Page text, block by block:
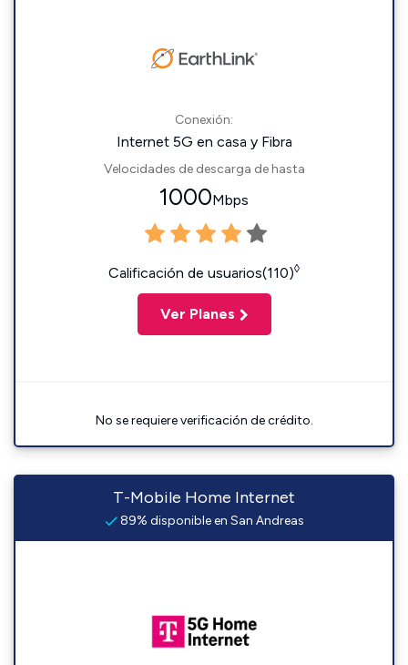
Conexión:
Internet 5G en casa y Fibra
Velocidades de descarga de hasta
1000Mbps
Calificación de usuarios(110)◊
Ver Planes
No se requiere verificación de crédito.
T-Mobile Home Internet
89% disponible en San Andreas